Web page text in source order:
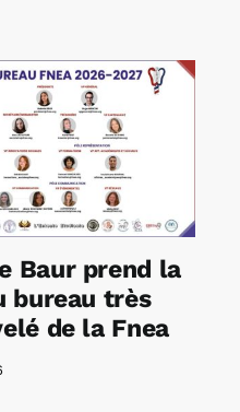
Baur prend la
bureau très
de la Fnea